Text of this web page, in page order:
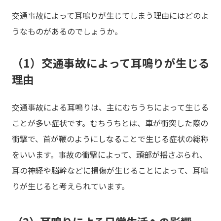
交通事故によって耳鳴りが生じてしまう理由にはどのよ
うなものがあるのでしょうか。
（1）交通事故によって耳鳴りが生じる
理由
交通事故による耳鳴りは、主にむちうちによって生じる
ことが多い症状です。むちうちとは、車が衝突した際の
衝撃で、首が鞭のようにしなることで生じる症状の総称
をいいます。事故の衝撃によって、頭部が揺さぶられ、
耳の神経や脳幹などに損傷が生じることによって、耳鳴
りが生じると考えられています。